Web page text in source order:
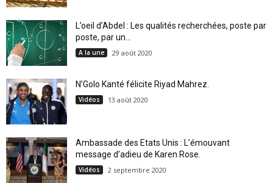
L’oeil d’Abdel : Les qualités recherchées, poste par
poste, par un...
A la une 29 août 2020
N’Golo Kanté félicite Riyad Mahrez.
Vidéos 13 août 2020
Ambassade des Etats Unis : L’émouvant
message d’adieu de Karen Rose.
Vidéos 2 septembre 2020